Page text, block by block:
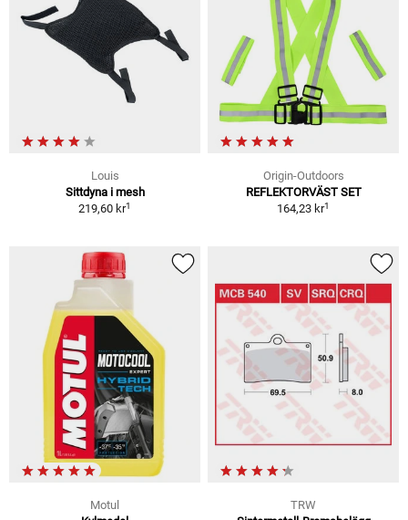
Louis
Sittdyna i mesh
219,60 kr1
Origin-Outdoors
REFLEKTORVÄST SET
164,23 kr1
Motul
TRW